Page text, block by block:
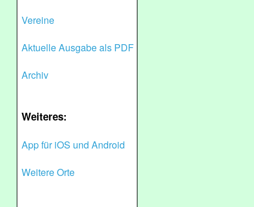
Vereine
Aktuelle Ausgabe als PDF
Archiv
Weiteres:
App für iOS und Android
Weitere Orte